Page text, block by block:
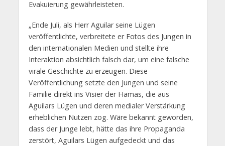
Evakuierung gewährleisteten.
„Ende Juli, als Herr Aguilar seine Lügen
veröffentlichte, verbreitete er Fotos des Jungen in
den internationalen Medien und stellte ihre
Interaktion absichtlich falsch dar, um eine falsche
virale Geschichte zu erzeugen. Diese
Veröffentlichung setzte den Jungen und seine
Familie direkt ins Visier der Hamas, die aus
Aguilars Lügen und deren medialer Verstärkung
erheblichen Nutzen zog. Wäre bekannt geworden,
dass der Junge lebt, hätte das ihre Propaganda
zerstört, Aguilars Lügen aufgedeckt und das